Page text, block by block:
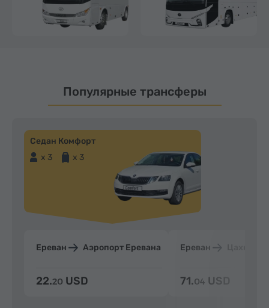
Популярные трансферы
Седан Комфорт
x 3
x 3
Ереван Аэропорт Еревана
22.20 USD
Ереван
71.04 USD